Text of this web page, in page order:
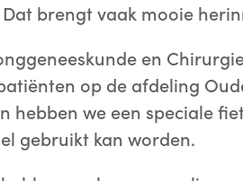
brengt vaak mooie
en
op de afdeling
hebben we een speciale
gebruikt kan worden.